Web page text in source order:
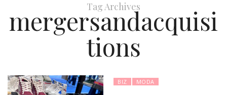
Tag Archives
mergersandacquisi
tions
BIZ MODA